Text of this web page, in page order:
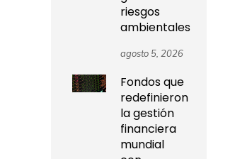
riesgos
ambientales
agosto 5, 2026
Fondos que
redefinieron
la gestión
financiera
mundial